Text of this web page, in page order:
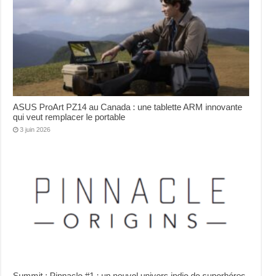
ASUS ProArt PZ14 au Canada : une tablette ARM innovante
qui veut remplacer le portable
3 juin 2026